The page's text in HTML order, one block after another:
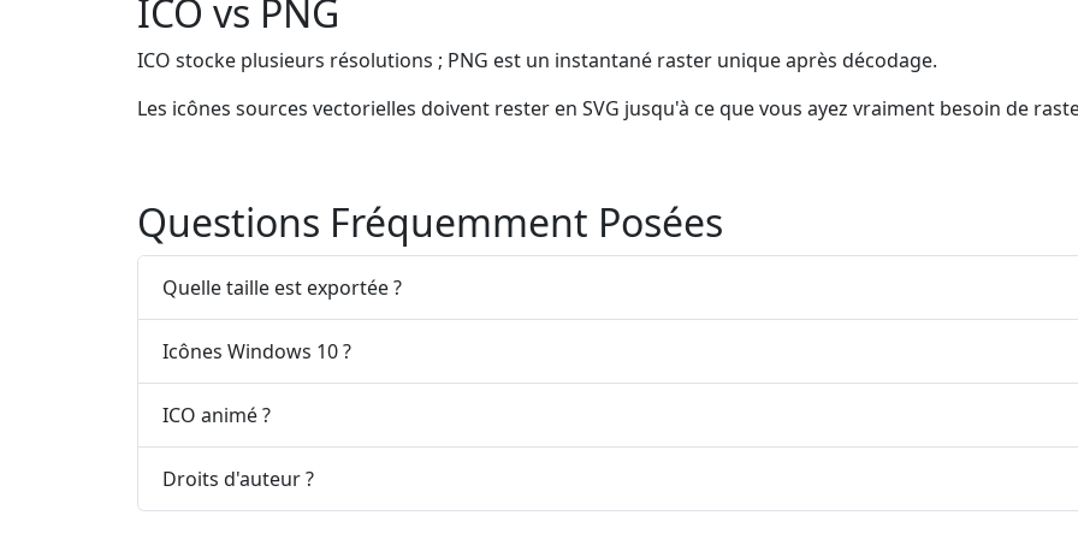
ICO vs PNG
ICO stocke plusieurs résolutions ; PNG est un instantané raster unique après décodage.
Les icônes sources vectorielles doivent rester en SVG jusqu'à ce que vous ayez vraiment besoin de
Questions Fréquemment Posées
Quelle taille est exportée ?
Icônes Windows 10 ?
ICO animé ?
Droits d'auteur ?